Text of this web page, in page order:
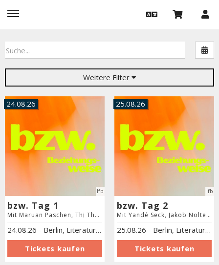
Weitere Filter
24.08.26
lfb
bzw. Tag 1
Mit Maruan Paschen, Thị Thanh Thảo Trần, Luca Mael Milsch und Ilija Matusko
24.08.26 - Berlin, Literaturforum im Brecht-Haus
25.08.26
lfb
bzw. Tag 2
Mit Yandé Seck, Jakob Nolte, Marc Degens und Anna Schapiro
25.08.26 - Berlin, Literaturforum im Brecht-Haus